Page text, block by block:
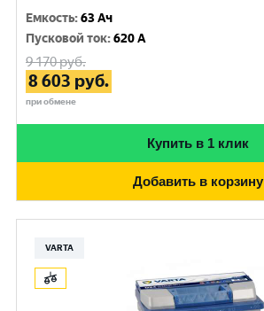
Емкость:63 Ач
Пусковой ток:620 A
9 170руб.
8 603 руб.
при обмене
Купить в 1 клик
Добавить в корзину
VARTA